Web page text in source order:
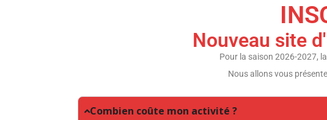
Nouveau site
Pour la saison 2026-2027, la
Nous allons vous
Combien coûte mon activité ?